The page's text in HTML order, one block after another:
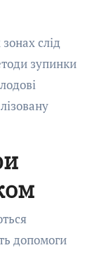
слід
зупинки
допомоги